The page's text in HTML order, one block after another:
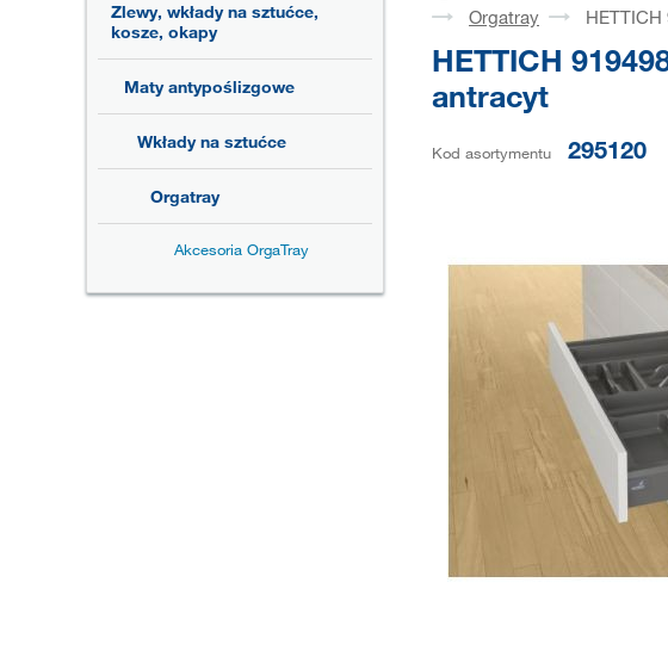
Zlewy, wkłady na sztućce,
kosze, okapy
Maty antypoślizgowe
Wkłady na sztućce
Orgatray
Akcesoria OrgaTray
Orgatray
HETTICH
HETTICH
antracyt
Kod asortymentu 295120